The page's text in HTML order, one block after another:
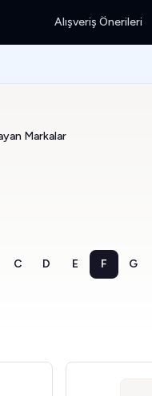
Alışveriş Önerileri
Markalar
C D E F G